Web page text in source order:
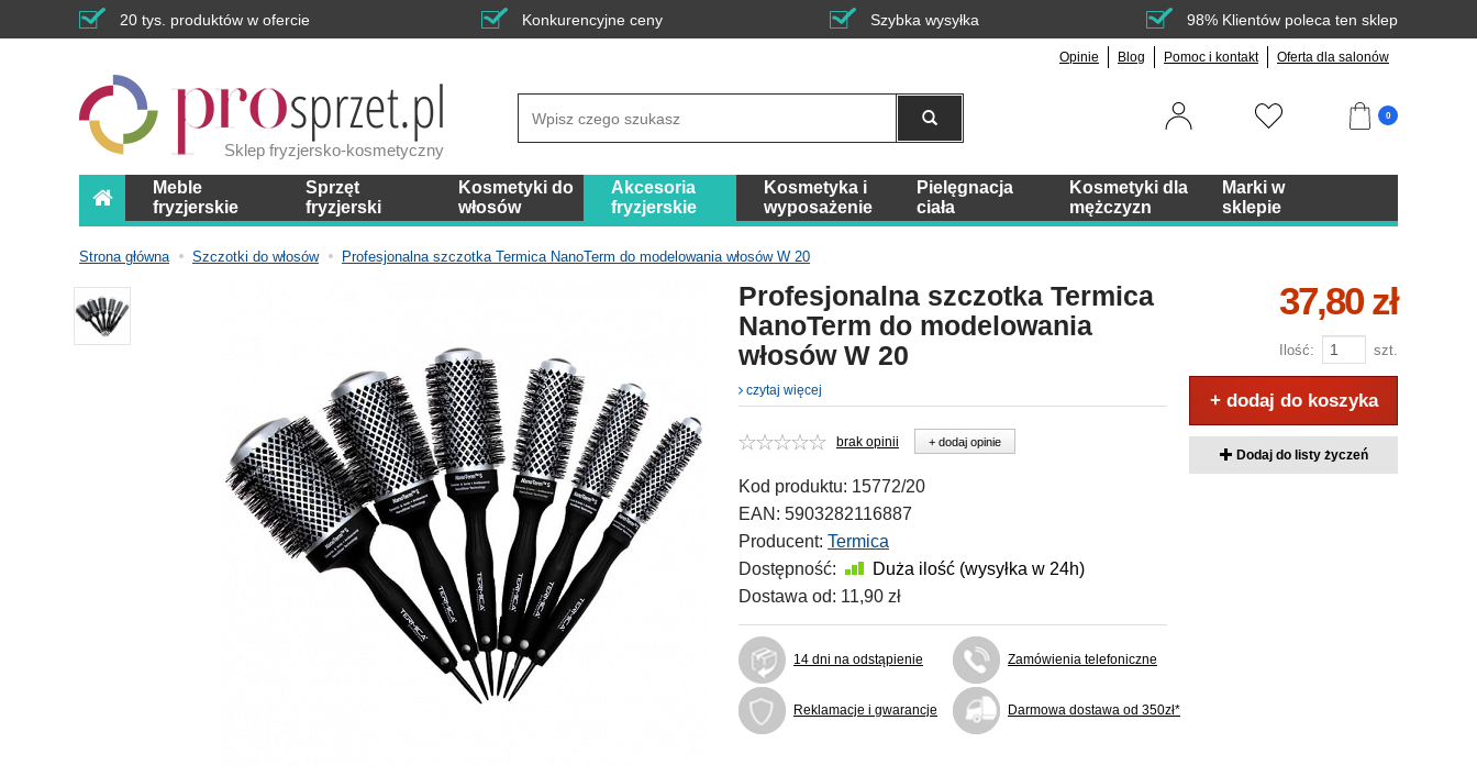
20 tys. produktów w ofercie Konkurencyjne ceny Szybka wysyłka 98% Klientów poleca ten sklep
Opinie Blog Pomoc i kontakt Oferta dla salonów
Sklep fryzjersko-kosmetyczny
0
Meble
fryzjerskie
Sprzęt
fryzjerski
Kosmetyki do
włosów
Akcesoria
fryzjerskie
Kosmetyka i
wyposażenie
Pielęgnacja
ciała
Kosmetyki dla
mężczyzn
Marki w
sklepie
Strona główna Szczotki do włosów Profesjonalna szczotka Termica NanoTerm do modelowania włosów W 20
Profesjonalna szczotka Termica
NanoTerm do modelowania
włosów W 20
czytaj więcej
brak opinii + dodaj opinie
Kod produktu: 15772/20
EAN: 5903282116887
Producent: Termica
Dostępność:
Duża ilość (wysyłka w 24h)
Dostawa od: 11,90 zł
14 dni na odstąpienie Zamówienia telefoniczne
Reklamacje i gwarancje Darmowa dostawa od 350zł*
37,80 zł
Ilość: szt.
+ dodaj do koszyka
Dodaj do listy życzeń